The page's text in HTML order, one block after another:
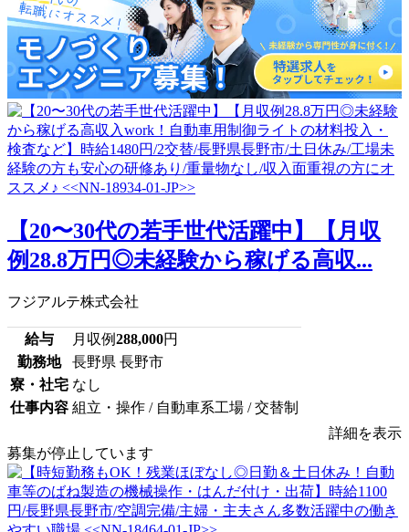
【20〜30代の若手世代活躍中】【月収
例28.8万円◎未経験から稼げる高収...
フジアルテ株式会社
給与 月収例288,000円
勤務地
長野県 長野市
寮・社宅 なし
仕事内容 組立・操作 / 自動車系工場 / 交替制
詳細を表示
募集が停止しています